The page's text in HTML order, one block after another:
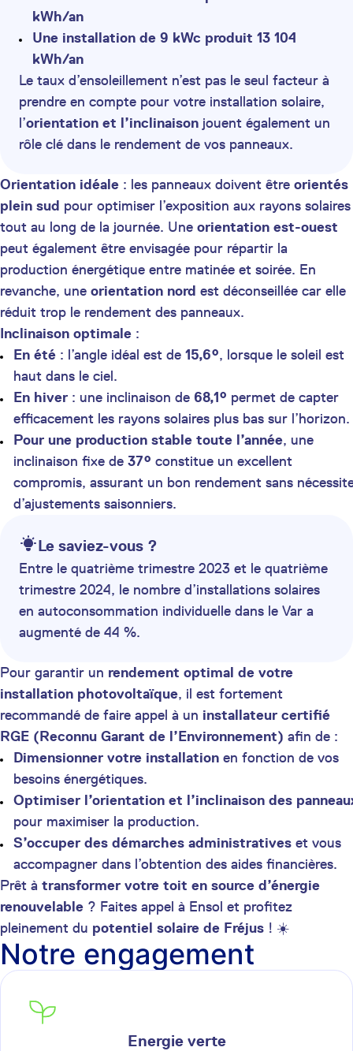
kWh/an
Une installation de 9 kWc produit 13 104
kWh/an
Le taux d’ensoleillement n’est pas le seul facteur à
prendre en compte pour votre installation solaire,
l’orientation et l’inclinaison jouent également un
rôle clé dans le rendement de vos panneaux.
Orientation idéale : les panneaux doivent être orientés
plein sud pour optimiser l’exposition aux rayons solaires
tout au long de la journée. Une orientation est-ouest
peut également être envisagée pour répartir la
production énergétique entre matinée et soirée. En
revanche, une orientation nord est déconseillée car elle
réduit trop le rendement des panneaux.
Inclinaison optimale :
En été : l’angle idéal est de 15,6°, lorsque le soleil est
haut dans le ciel.
En hiver : une inclinaison de 68,1° permet de capter
efficacement les rayons solaires plus bas sur l’horizon.
Pour une production stable toute l’année, une
inclinaison fixe de 37° constitue un excellent
compromis, assurant un bon rendement sans
d’ajustements saisonniers.
Le saviez-vous ?
Entre le quatrième trimestre 2023 et le quatrième
trimestre 2024, le nombre d’installations solaires
en autoconsommation individuelle dans le Var a
augmenté de 44 %.
Pour garantir un rendement optimal de votre
installation photovoltaïque, il est fortement
recommandé de faire appel à un installateur certifié
RGE (Reconnu Garant de l’Environnement) afin de :
Dimensionner votre installation en fonction de vos
besoins énergétiques.
Optimiser l’orientation et l’inclinaison des
pour maximiser la production.
S’occuper des démarches administratives et vous
accompagner dans l’obtention des aides financières.
Prêt à transformer votre toit en source d’énergie
renouvelable ? Faites appel à Ensol et profitez
pleinement du potentiel solaire de Fréjus ! ☀️
Notre engagement
Energie verte